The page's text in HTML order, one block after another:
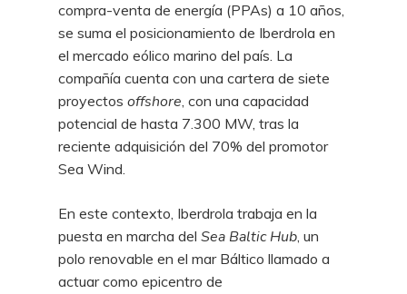
compra-venta de energía (PPAs) a 10 años,
se suma el posicionamiento de Iberdrola en
el mercado eólico marino del país. La
compañía cuenta con una cartera de siete
proyectos offshore, con una capacidad
potencial de hasta 7.300 MW, tras la
reciente adquisición del 70% del promotor
Sea Wind.
En este contexto, Iberdrola trabaja en la
puesta en marcha del Sea Baltic Hub, un
polo renovable en el mar Báltico llamado a
actuar como epicentro de